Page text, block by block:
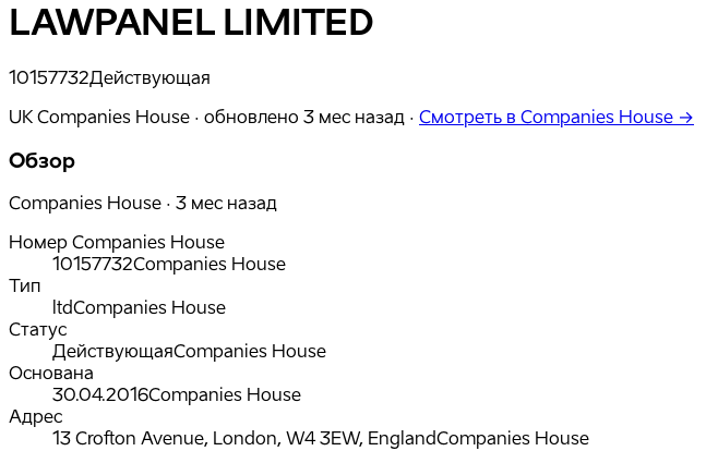
LAWPANEL LIMITED
10157732Действующая
UK Companies House · обновлено 3 мес назад · Смотреть в Companies House →
Обзор
Companies House · 3 мес назад
Номер Companies House
10157732Companies House
Тип
ltdCompanies House
Статус
ДействующаяCompanies House
Основана
30.04.2016Companies House
Адрес
13 Crofton Avenue, London, W4 3EW, EnglandCompanies House